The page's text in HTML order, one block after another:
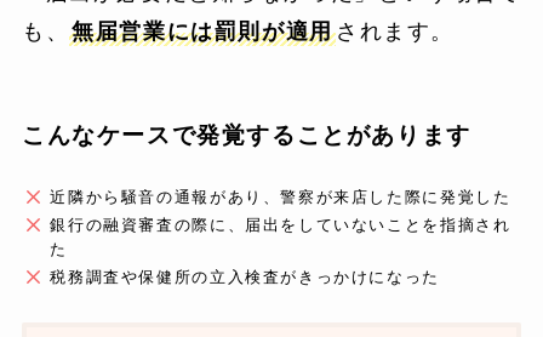
も、無届営業には罰則が適用されます。
こんなケースで発覚することがあります
近隣から騒音の通報があり、警察が来店した際に発覚した
銀行の融資審査の際に、届出をしていないことを指摘され
た
税務調査や保健所の立入検査がきっかけになった